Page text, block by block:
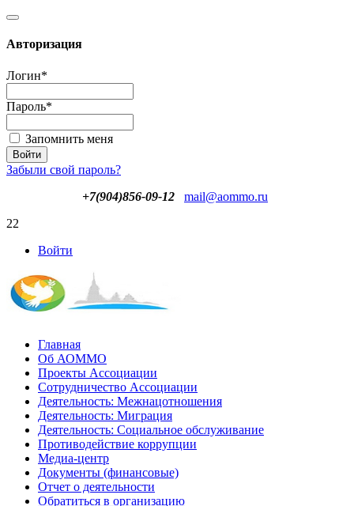
Авторизация
Логин*
Пароль*
Запомнить меня
Забыли свой пароль?
+7(904)856-09-12
mail@aommo.ru
22
Войти
Главная
Об АОММО
Проекты Ассоциации
Сотрудничество Ассоциации
Деятельность: Межнацотношения
Деятельность: Миграция
Деятельность: Социальное обслуживание
Противодействие коррупции
Медиа-центр
Документы (финансовые)
Отчет о деятельности
Обратиться в организацию